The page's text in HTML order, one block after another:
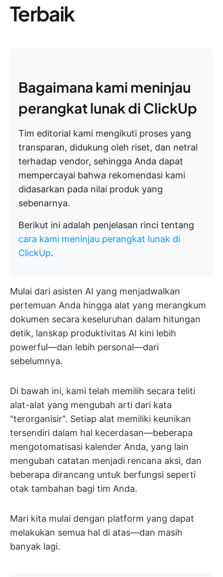
Terbaik
Bagaimana kami meninjau
perangkat lunak di ClickUp
Tim editorial kami mengikuti proses yang
transparan, didukung oleh riset, dan netral
terhadap vendor, sehingga Anda dapat
mempercayai bahwa rekomendasi kami
didasarkan pada nilai produk yang
sebenarnya.
Berikut ini adalah penjelasan rinci tentang
cara kami meninjau perangkat lunak di
ClickUp.
Mulai dari asisten AI yang menjadwalkan
pertemuan Anda hingga alat yang merangkum
dokumen secara keseluruhan dalam hitungan
detik, lanskap produktivitas AI kini lebih
powerful—dan lebih personal—dari
sebelumnya.
Di bawah ini, kami telah memilih secara teliti
alat-alat yang mengubah arti dari kata
"terorganisir". Setiap alat memiliki keunikan
tersendiri dalam hal kecerdasan—beberapa
mengotomatisasi kalender Anda, yang lain
mengubah catatan menjadi rencana aksi, dan
beberapa dirancang untuk berfungsi seperti
otak tambahan bagi tim Anda.
Mari kita mulai dengan platform yang dapat
melakukan semua hal di atas—dan masih
banyak lagi.